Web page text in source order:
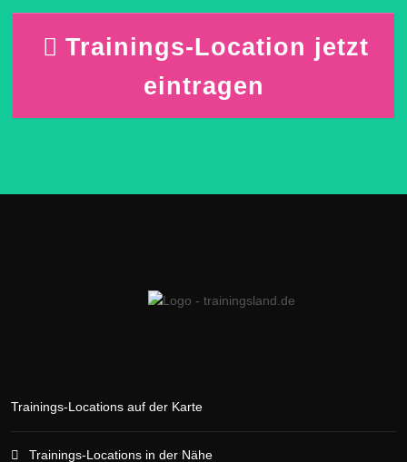
Trainings-Location jetzt
eintragen
Trainings-Locations auf der Karte
Trainings-Locations in der Nähe